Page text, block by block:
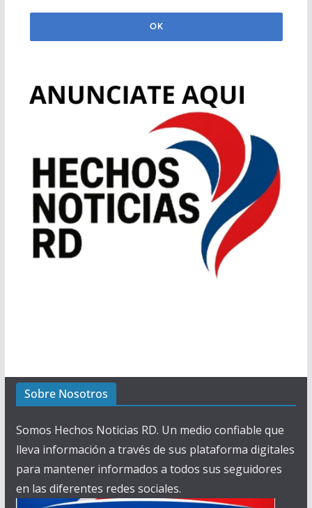
Sobre Nosotros
Somos Hechos Noticias RD. Un medio confiable que
lleva información a través de sus plataforma digitales
para mantener informados a todos sus seguidores
en las diferentes redes sociales.